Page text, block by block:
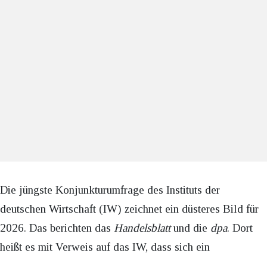
Die jüngste Konjunkturumfrage des Instituts der
deutschen Wirtschaft (IW) zeichnet ein düsteres Bild für
2026. Das berichten das Handelsblattund die dpa. Dort
heißt es mit Verweis auf das IW, dass sich ein